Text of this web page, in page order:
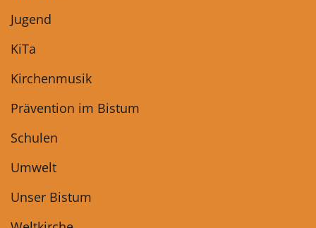
Jugend
KiTa
Kirchenmusik
Prävention im Bistum
Schulen
Umwelt
Unser Bistum